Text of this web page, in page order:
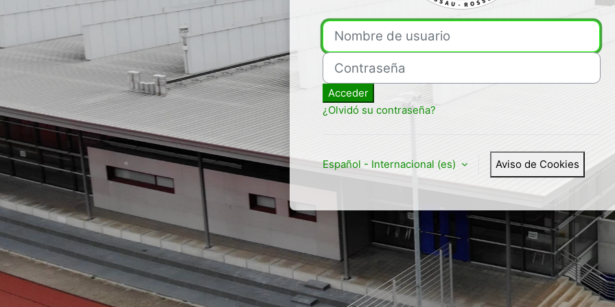
Entrar a Anhaltisches
Nombre de usuario
Contraseña
Acceder
¿Olvidó su contraseña?
Español - Internacional ‎(es)‎ Aviso de Cookies